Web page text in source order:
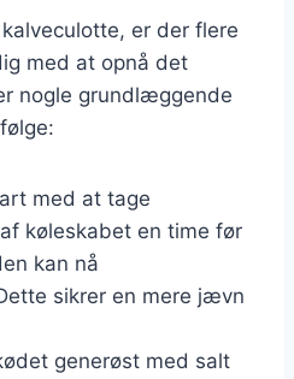
er der flere
med at opnå det
nogle grundlæggende
med at tage
køleskabet en time før
kan nå
sikrer en mere jævn
generøst med salt